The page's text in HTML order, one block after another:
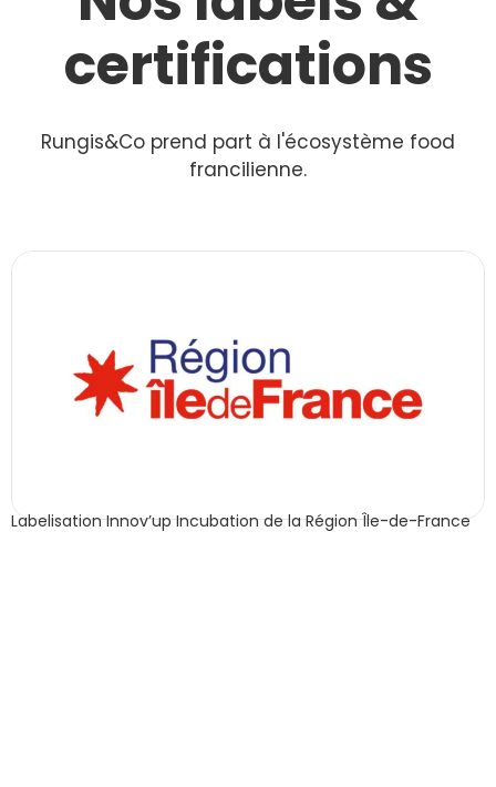
certifications
Rungis&Co prend part à l'écosystème food
francilienne.
Labelisation Innov’up Incubation de la Région Île-de-France